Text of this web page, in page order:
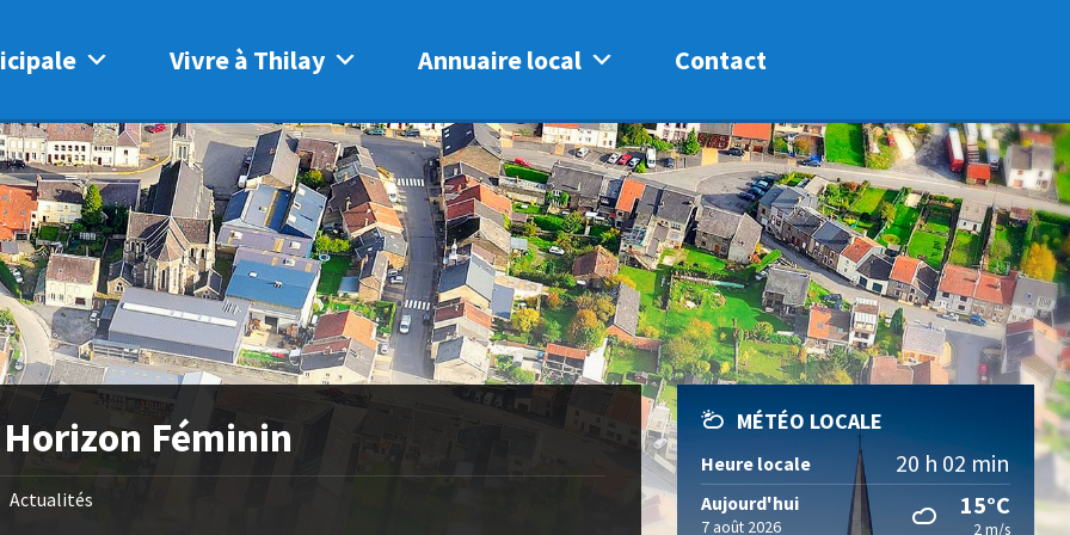
Vivre à Thilay Annuaire local Contact
Féminin
Actualités
MÉTÉO LOCALE
Heure locale 20 h 02 min
Aujourd'hui
7 août 2026
15°C
2 m/s